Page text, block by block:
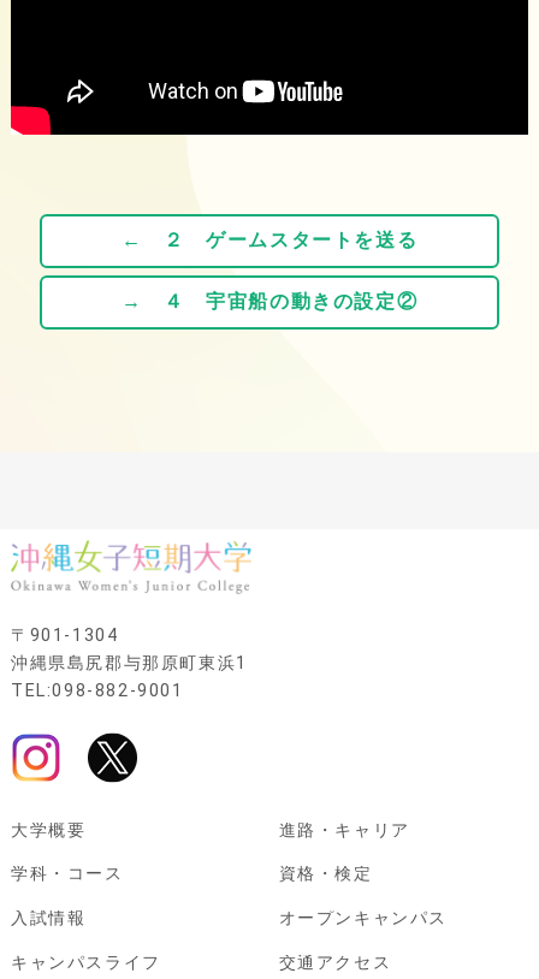
← ２ ゲームスタートを送る
→ ４ 宇宙船の動きの設定②
〒901-1304
沖縄県島尻郡与那原町東浜1
TEL:098-882-9001
大学概要
学科・コース
入試情報
キャンパスライフ
進路・キャリア
資格・検定
オープンキャンパス
交通アクセス